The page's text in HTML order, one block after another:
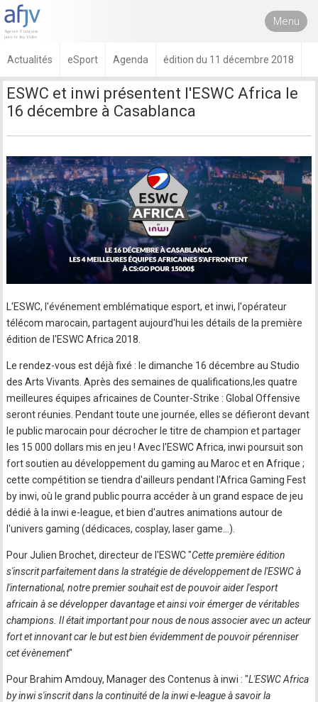
Menu
Actualités eSport Agenda édition du 11 décembre 2018
ESWC et inwi présentent l'ESWC Africa le
16 décembre à Casablanca
L'ESWC, l'événement emblématique esport, et inwi, l'opérateur
télécom marocain, partagent aujourd'hui les détails de la première
édition de l'ESWC Africa 2018.
Le rendez-vous est déjà fixé : le dimanche 16 décembre au Studio
des Arts Vivants. Après des semaines de qualifications,les quatre
meilleures équipes africaines de Counter-Strike : Global Offensive
seront réunies. Pendant toute une journée, elles se défieront devant
le public marocain pour décrocher le titre de champion et partager
les 15 000 dollars mis en jeu ! Avec l'ESWC Africa, inwi poursuit son
fort soutien au développement du gaming au Maroc et en Afrique ;
cette compétition se tiendra d'ailleurs pendant l'Africa Gaming Fest
by inwi, où le grand public pourra accéder à un grand espace de jeu
dédié à la inwi e-league, et bien d'autres animations autour de
l'univers gaming (dédicaces, cosplay, laser game...).
Pour Julien Brochet, directeur de l'ESWC "Cette première édition
s'inscrit parfaitement dans la stratégie de développement de l'ESWC à
l'international, notre premier souhait est de pouvoir aider l'esport
africain à se développer davantage et ainsi voir émerger de véritables
champions. Il était important pour nous de nous associer avec un acteur
fort et innovant car le but est bien évidemment de pouvoir pérenniser
cet évènement"
Pour Brahim Amdouy, Manager des Contenus à inwi : "L'ESWC Africa
by inwi s'inscrit dans la continuité de la inwi e-league à savoir la